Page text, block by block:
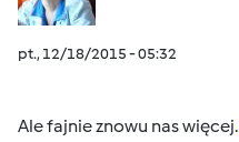
pt., 12/18/2015 - 05:32
Ale fajnie znowu nas więcej.